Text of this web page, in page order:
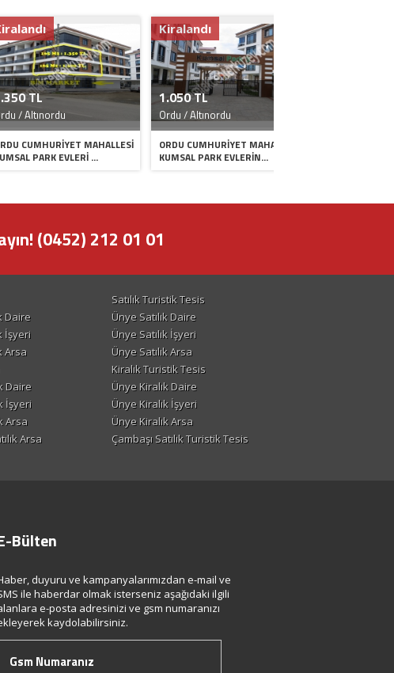
MAHALLESİ
EVLERİ ...
Kiralandı
1.050 TL
Ordu / Altınordu
ORDU CUMHURİYET MAHALLESİ
KUMSAL PARK EVLERİN...
(0452) 212 01 01
Satılık Turistik Tesis
Daire
Ünye Satılık Daire
İşyeri
Ünye Satılık İşyeri
Arsa
Ünye Satılık Arsa
Kiralık Turistik Tesis
Daire
Ünye Kiralık Daire
İşyeri
Ünye Kiralık İşyeri
Arsa
Ünye Kiralık Arsa
Arsa
Çambaşı Satılık Turistik Tesis
Bülten
duyuru ve kampanyalarımızdan e-mail ve
ile haberdar olmak isterseniz aşağıdaki ilgili
e-posta adresinizi ve gsm numaranızı
kaydolabilirsiniz.